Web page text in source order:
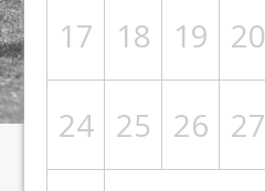
17 18 19 20
24 25 26 27